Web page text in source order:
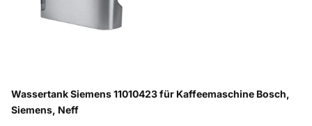
Wassertank Siemens 11010423 für Kaffeemaschine Bosch,
Siemens, Neff